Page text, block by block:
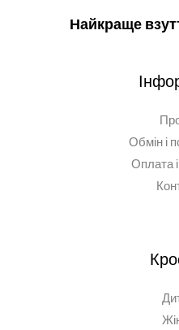
Найкраще
Обмін і
Оплата